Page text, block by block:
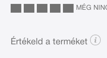
MÉG
Értékeld a terméket